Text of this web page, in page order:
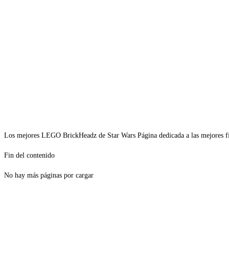
Los mejores LEGO BrickHeadz de Star Wars Página dedicada a las
Fin del contenido
No hay más páginas por cargar